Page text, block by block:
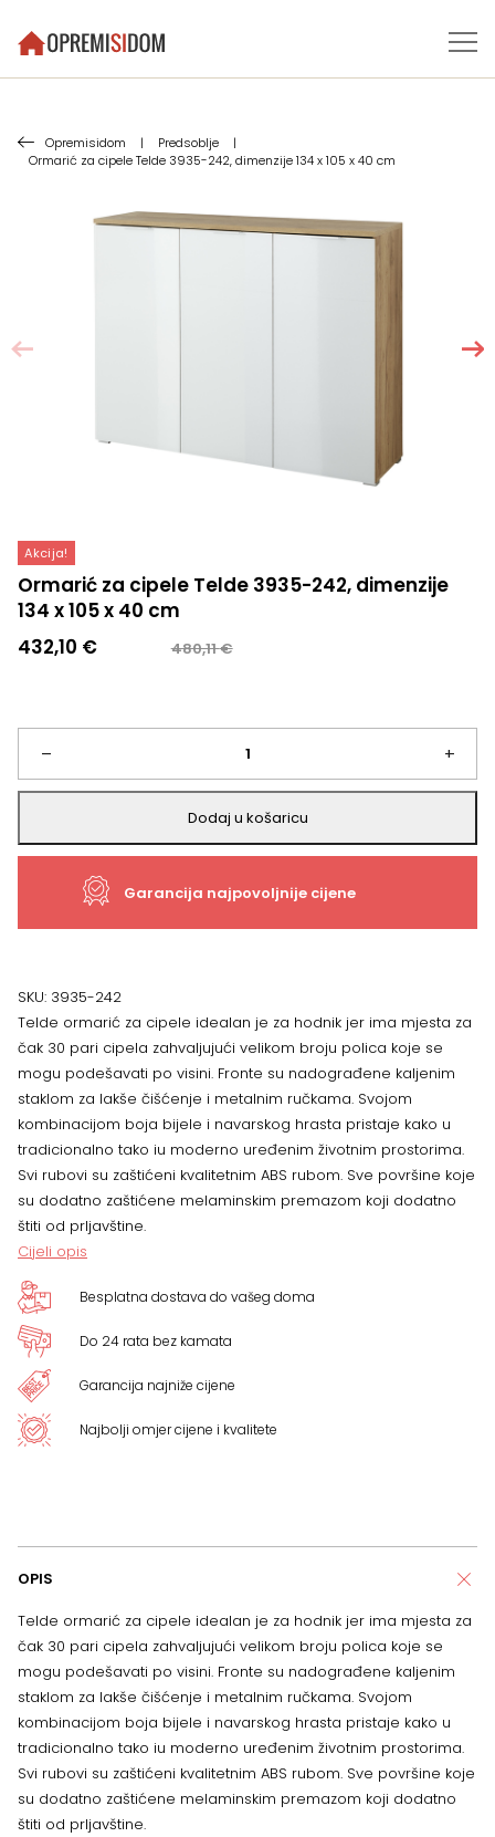
Opremisidom | Predsoblje
|
Ormarić za cipele Telde 3935-242, dimenzije 134 x 105 x 40 cm
Akcija!
Ormarić za cipele Telde 3935-242, dimenzije
134 x 105 x 40 cm
480,11€
Izvorna
je:
480,11 €.
432,10 €
Trenutna
432,10 €.
–
Ormarić
za
cipele
242,
134
x
105
x
cm
količina
+
Dodaj u košaricu
Garancija najpovoljnije cijene
SKU: 3935-242
Telde ormarić za cipele idealan je za hodnik jer ima mjesta za
čak 30 pari cipela zahvaljujući velikom broju polica koje se
mogu podešavati po visini. Fronte su nadograđene kaljenim
staklom za lakše čišćenje i metalnim ručkama. Svojom
kombinacijom boja bijele i navarskog hrasta pristaje kako u
tradicionalno tako iu moderno uređenim životnim prostorima.
Svi rubovi su zaštićeni kvalitetnim ABS rubom. Sve površine koje
su dodatno zaštićene melaminskim premazom koji dodatno
štiti od prljavštine.
Cijeli opis
Besplatna dostava do vašeg doma
Do 24 rata bez kamata
Garancija najniže cijene
Najbolji omjer cijene i kvalitete
OPIS
Telde ormarić za cipele idealan je za hodnik jer ima mjesta za
čak 30 pari cipela zahvaljujući velikom broju polica koje se
mogu podešavati po visini. Fronte su nadograđene kaljenim
staklom za lakše čišćenje i metalnim ručkama. Svojom
kombinacijom boja bijele i navarskog hrasta pristaje kako u
tradicionalno tako iu moderno uređenim životnim prostorima.
Svi rubovi su zaštićeni kvalitetnim ABS rubom. Sve površine koje
su dodatno zaštićene melaminskim premazom koji dodatno
štiti od prljavštine.